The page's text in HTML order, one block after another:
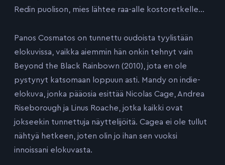
Redin puolison, mies lähtee raa-alle kostoretkelle…
Panos Cosmatos on tunnettu oudoista tyylistään
elokuvissa, vaikka aiemmin hän onkin tehnyt vain
Beyond the Black Rainbown (2010), jota en ole
pystynyt katsomaan loppuun asti. Mandy on indie-
elokuva, jonka pääosia esittää Nicolas Cage, Andrea
Riseborough ja Linus Roache, jotka kaikki ovat
jokseekin tunnettuja näyttelijöitä. Cagea ei ole tullut
nähtyä hetkeen, joten olin jo ihan sen vuoksi
innoissani elokuvasta.